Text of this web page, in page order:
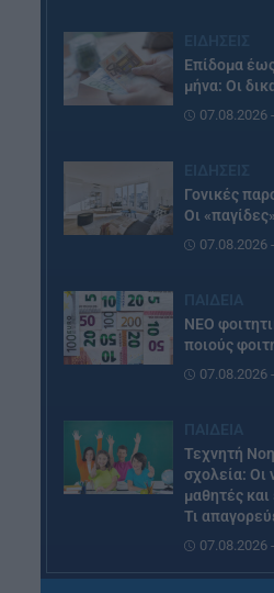
Επίδομα
μήνα: Οι
07.08.2026
Γονικές
Οι
07.08.2026
ΝΕΟ
ποιούς
07.08.2026
Τεχνητή
σχολεία: Οι
μαθητές
Τι
07.08.2026